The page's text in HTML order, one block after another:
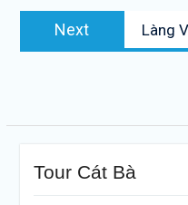
Next
post:
Làng
Tour Cát Bà